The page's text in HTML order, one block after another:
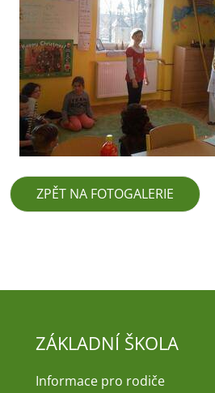
ZPĚT NA FOTOGALERIE
ZÁKLADNÍ ŠKOLA
Informace pro rodiče